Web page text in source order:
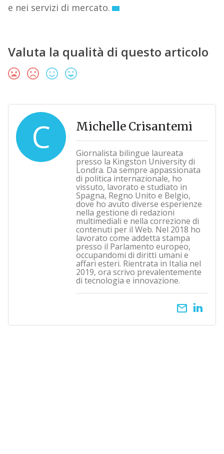
e nei servizi di mercato.
Valuta la qualità di questo articolo
C Michelle Crisantemi
Giornalista bilingue laureata
presso la Kingston University di
Londra. Da sempre appassionata
di politica internazionale, ho
vissuto, lavorato e studiato in
Spagna, Regno Unito e Belgio,
dove ho avuto diverse esperienze
nella gestione di redazioni
multimediali e nella correzione di
contenuti per il Web. Nel 2018 ho
lavorato come addetta stampa
presso il Parlamento europeo,
occupandomi di diritti umani e
affari esteri. Rientrata in Italia nel
2019, ora scrivo prevalentemente
di tecnologia e innovazione.
email